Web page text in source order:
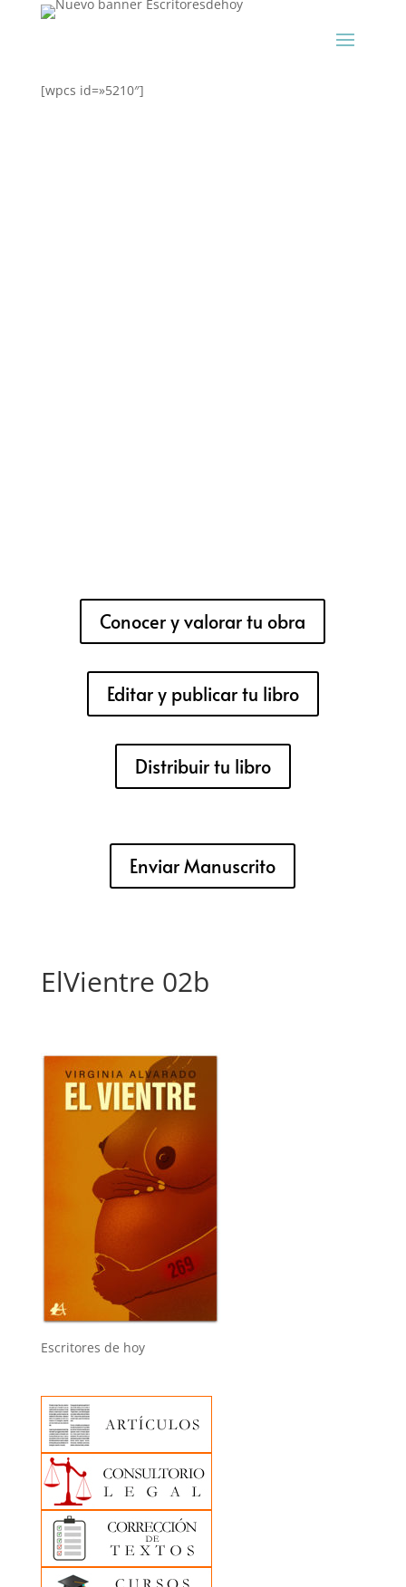
[wpcs id=»5210″]
Conocer y valorar tu obra
Editar y publicar tu libro
Distribuir tu libro
Enviar Manuscrito
ElVientre 02b
Escritores de hoy